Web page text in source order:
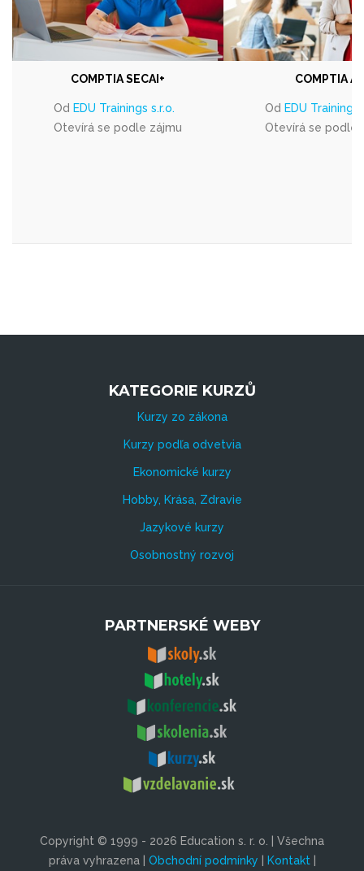
COMPTIA SECAI+
Od EDU Trainings s.r.o.
Otevírá se podle zájmu
COMPTIA A+
Od EDU Trainings
Otevírá se podle
KATEGORIE KURZŮ
Kurzy zo zákona
Kurzy podľa odvetvia
Ekonomické kurzy
Hobby, Krása, Zdravie
Jazykové kurzy
Osobnostný rozvoj
PARTNERSKÉ WEBY
Copyright © 1999 - 2026 Education s. r. o. | Všechna
práva vyhrazena | Obchodní podmínky | Kontakt|